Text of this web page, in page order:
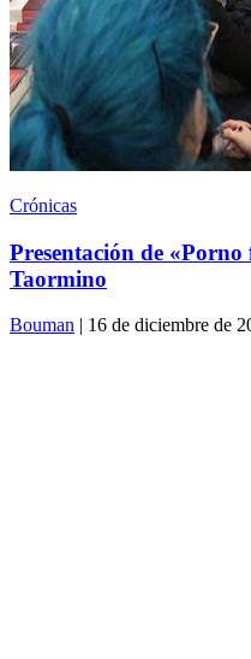
Crónicas
Presentación de
Taormino
Bouman | 16 de diciembre de